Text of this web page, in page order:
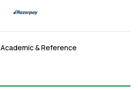
Academic & Reference